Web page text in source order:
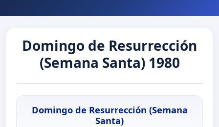
Domingo de Resurrección
(Semana Santa) 1980
Domingo de Resurrección (Semana
Santa)